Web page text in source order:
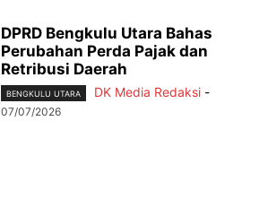
DPRD Bengkulu Utara Bahas
Perubahan Perda Pajak dan
Retribusi Daerah
BENGKULU UTARA DK Media Redaksi -
07/07/2026